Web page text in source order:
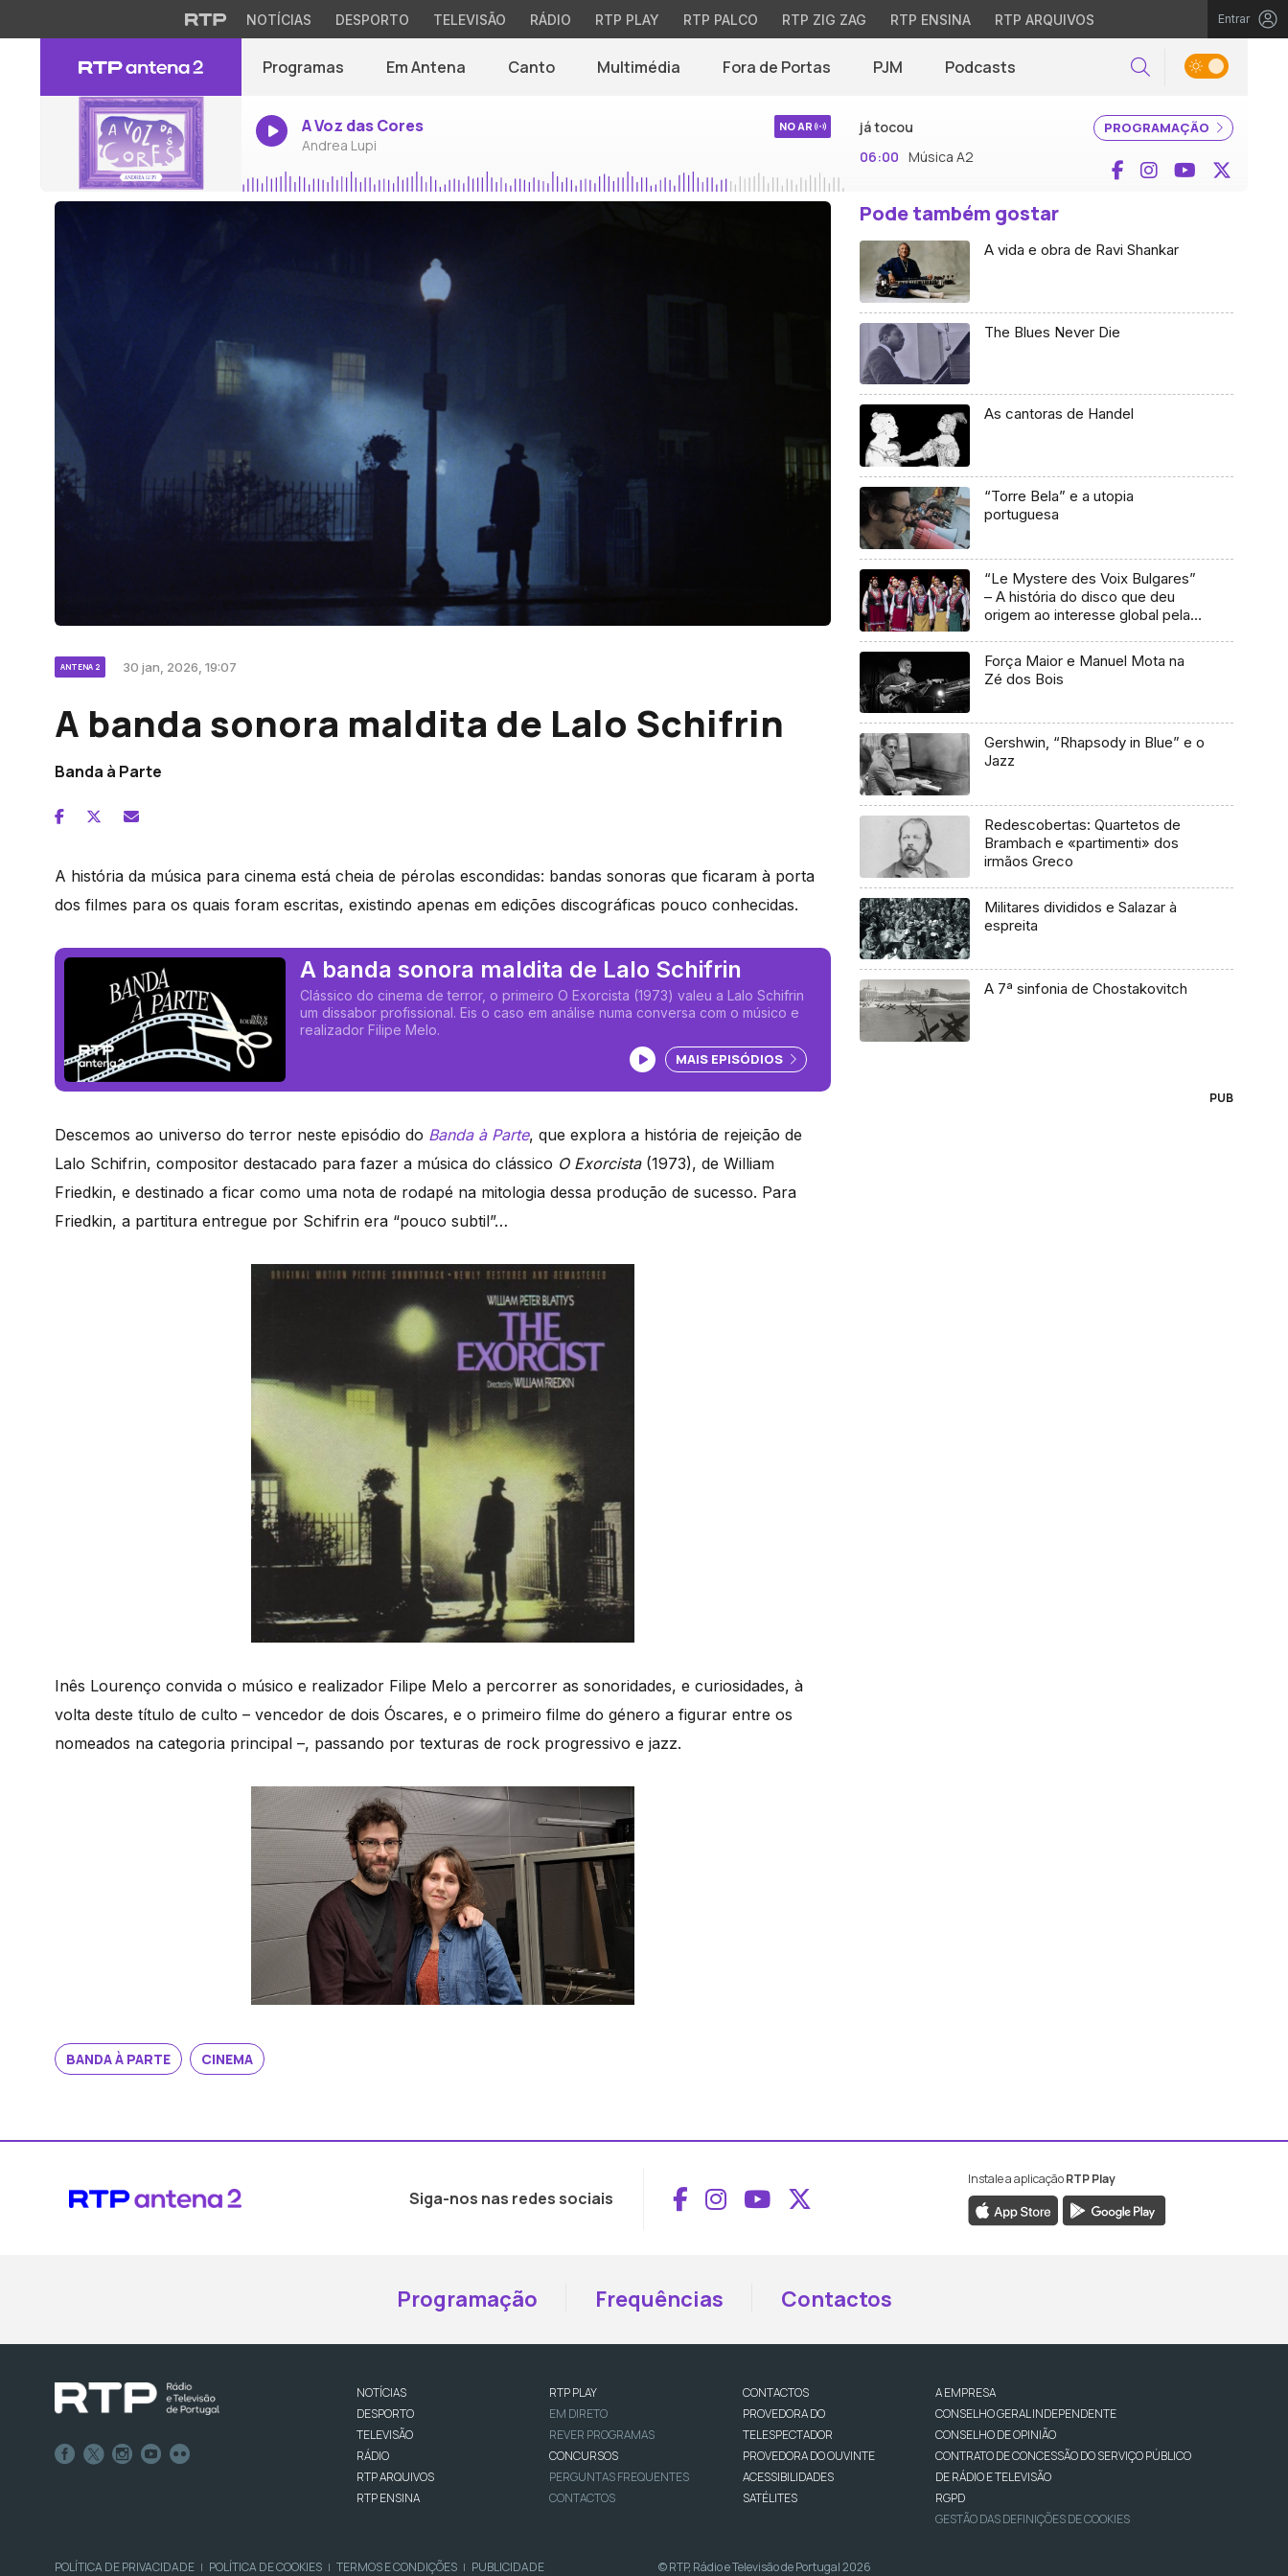
NOTÍCIAS DESPORTO TELEVISÃO RÁDIO RTP PLAY RTP PALCO RTP ZIG ZAG RTP ENSINA RTP ARQUIVOS Entrar
Programas Em Antena Canto Multimédia Fora de Portas PJM Podcasts Pesquisar
A Voz das Cores
Andrea Lupi
NO AR PROGRAMAÇÃO
já tocou
06:00 Música A2 Facebook
InstagramYouTube
ANTENA 2 30 jan, 2026, 19:07
A banda sonora maldita de Lalo Schifrin
Banda à Parte
A história da música para cinema está cheia de pérolas escondidas: bandas sonoras que ficaram à porta
dos filmes para os quais foram escritas, existindo apenas em edições discográficas pouco conhecidas.
A banda sonora maldita de Lalo Schifrin
Clássico do cinema de terror, o primeiro O Exorcista (1973) valeu a Lalo Schifrin
um dissabor profissional. Eis o caso em análise numa conversa com o músico e
realizador Filipe Melo.
Ouvir podcast
MAIS EPISÓDIOS
Descemos ao universo do terror neste episódio do Banda à Parte, que explora a história de rejeição de
Lalo Schifrin, compositor destacado para fazer a música do clássico O Exorcista(1973), de William
Friedkin, e destinado a ficar como uma nota de rodapé na mitologia dessa produção de sucesso. Para
Friedkin, a partitura entregue por Schifrin era “pouco subtil”…
Inês Lourenço convida o músico e realizador Filipe Melo a percorrer as sonoridades, e curiosidades, à
volta deste título de culto – vencedor de dois Óscares, e o primeiro filme do género a figurar entre os
nomeados na categoria principal –, passando por texturas de rock progressivo e jazz.
BANDA À PARTE CINEMA
Pode também gostar
A vida e obra de Ravi Shankar
The Blues Never Die
As cantoras de Handel
“Torre Bela” e a utopia
portuguesa
“Le Mystere des Voix Bulgares”
– A história do disco que deu
origem ao interesse global pela
Força Maior e Manuel Mota na
Zé dos Bois
Gershwin, “Rhapsody in Blue” e o
Jazz
Redescobertas: Quartetos de
Brambach e «partimenti» dos
irmãos Greco
Militares divididos e Salazar à
espreita
A 7ª sinfonia de Chostakovitch
PUB
Siga-nos nas redes sociais Aceder ao Facebook da RTP Antena 2
Aceder ao Instagram da RTP Antena 2
Aceder ao YouTube da RTP Antena 2
Aceder ao X da RTP Antena 2
Instale a aplicaçãoRTP Play
Programação Frequências Contactos
NOTÍCIAS
DESPORTO
TELEVISÃO
RÁDIO
RTP ARQUIVOS
RTP ENSINA
RTP PLAY
EM DIRETO
REVER PROGRAMAS
CONCURSOS
PERGUNTAS FREQUENTES
CONTACTOS
CONTACTOS
PROVEDORA DO
TELESPECTADOR
PROVEDORA DO OUVINTE
ACESSIBILIDADES
SATÉLITES
A EMPRESA
CONSELHO GERAL INDEPENDENTE
CONSELHO DE OPINIÃO
CONTRATO DE CONCESSÃO DO SERVIÇO PÚBLICO
DE RÁDIO E TELEVISÃO
RGPD
GESTÃO DAS DEFINIÇÕES DE COOKIES
POLÍTICA DE PRIVACIDADE | POLÍTICA DE COOKIES | TERMOS E CONDIÇÕES | PUBLICIDADE © RTP, Rádio e Televisão de Portugal 2026